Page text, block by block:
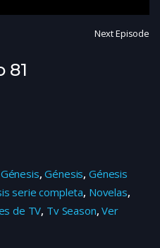
Next Episode
81
,Génesis, Génesis
serie completa, Novelas,
de TV, Tv Season,Ver